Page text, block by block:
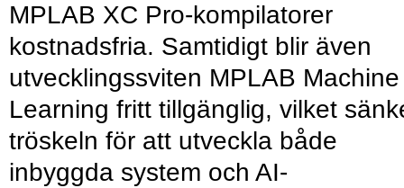
MPLAB XC Pro-kompilatorer
kostnadsfria. Samtidigt blir även
utvecklingssviten MPLAB Machine
Learning fritt tillgänglig, vilket
tröskeln för att utveckla både
inbyggda system och AI-